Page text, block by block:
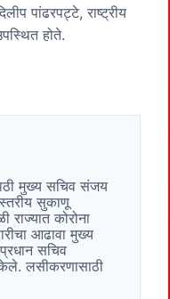
मुख्य सचिव संजय
सुकाणू
राज्यात कोरोना
आढावा मुख्य
सचिव
केले. लसीकरणासाठी
पांढरपट्टे, राष्ट्रीय
होते.